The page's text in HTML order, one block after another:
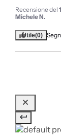
Recensione del
Michele N.
Utile(0)